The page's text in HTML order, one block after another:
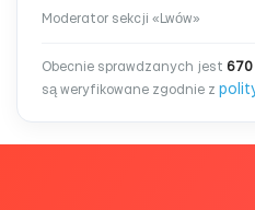
Moderator sekcji «Lwów»
Obecnie sprawdzanych jest 670
są weryfikowane zgodnie z